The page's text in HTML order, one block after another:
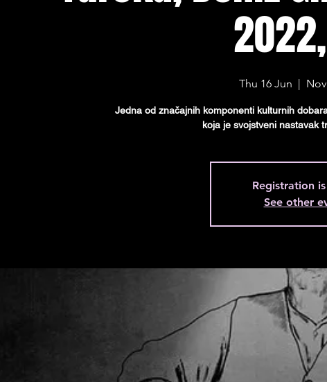
Thu 16 Jun
  |
Jedna od značajnih komponenti kulturnih
koja je svojstveni nastavak
Registration
See other